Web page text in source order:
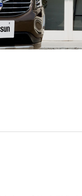
取のお問い合わせ